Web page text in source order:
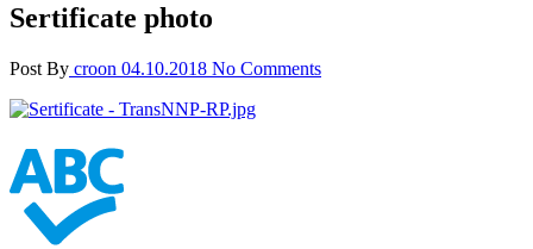
Sertificate photo
Post By croon 04.10.2018 No Comments